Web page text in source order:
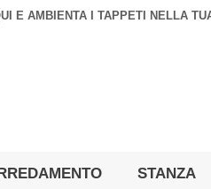
E AMBIENTA I TAPPETI NELLA
STANZA